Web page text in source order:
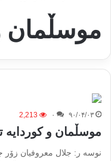
موسڵمان
۹۰/۰۴/۰۳ ۰ 2,213
موسڵمان و